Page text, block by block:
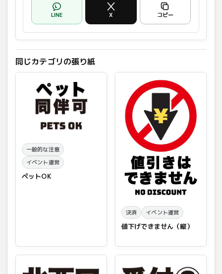
LINE X コピー
同じカテゴリの張り紙
一般的な注意
イベント運営
ペットOK
決済 イベント運営
値下げできません（縦）